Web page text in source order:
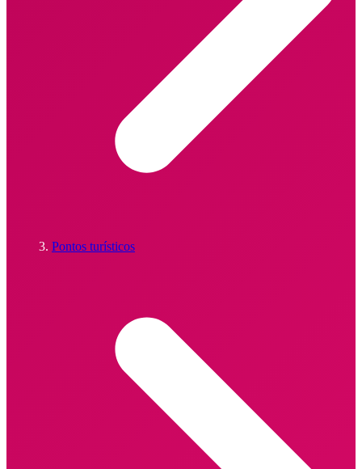
Pontos turísticos